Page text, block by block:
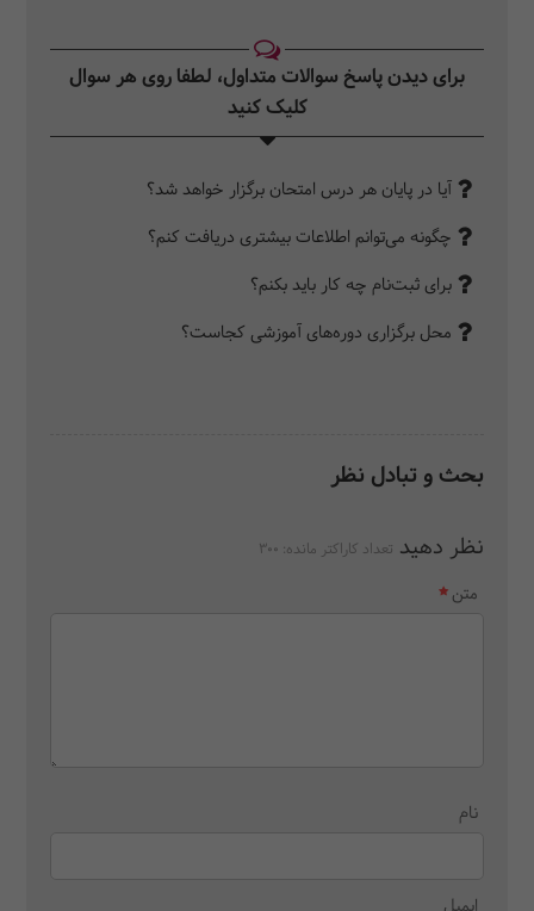
برای دیدن پاسخ سوالات متداول، لطفا روی هر سوال
کلیک کنید‎
آیا در پایان هر درس امتحان برگزار خواهد شد؟
چگونه می‌توانم اطلاعات بیشتری دریافت کنم؟
برای ثبت‌نام چه کار باید بکنم؟
محل برگزاری دوره‌های آموزشی کجاست؟
بحث و تبادل نظر
نظر دهید تعداد کاراکتر مانده: 300
متن
نام